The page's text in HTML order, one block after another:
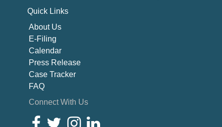
Quick Links
About Us
E-Filing
Calendar
Press Release
Case Tracker
FAQ
Connect With Us